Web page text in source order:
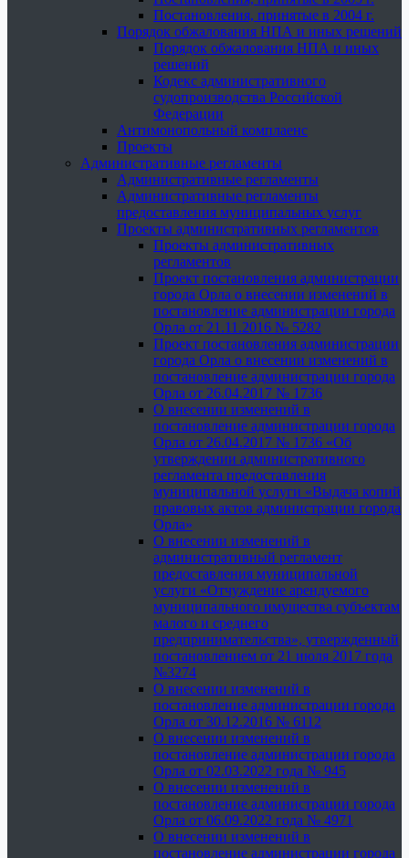
Постановления, принятые в 2004 г.
Порядок обжалования НПА и иных решений
Порядок обжалования НПА и иных
решений
Кодекс административного
судопроизводства Российской
Федерации
Антимонопольный комплаенс
Проекты
Административные регламенты
Административные регламенты
Административные регламенты
предоставления муниципальных услуг
Проекты административных регламентов
Проекты административных
регламентов
Проект постановления администрации
города Орла о внесении изменений в
постановление администрации города
Орла от 21.11.2016 № 5282
Проект постановления администрации
города Орла о внесении изменений в
постановление администрации города
Орла от 26.04.2017 № 1736
О внесении изменений в
постановление администрации города
Орла от 26.04.2017 № 1736 «Об
утверждении административного
регламента предоставления
муниципальной услуги «Выдача копий
правовых актов администрации города
Орла»
О внесении изменений в
административный регламент
предоставления муниципальной
услуги «Отчуждение арендуемого
муниципального имущества субъектам
малого и среднего
предпринимательства», утвержденный
постановлением от 21 июля 2017 года
№3274
О внесении изменений в
постановление администрации города
Орла от 30.12.2016 № 6112
О внесении изменений в
постановление администрации города
Орла от 02.03.2022 года № 945
О внесении изменений в
постановление администрации города
Орла от 06.09.2022 года № 4971
О внесении изменений в
постановление администрации города